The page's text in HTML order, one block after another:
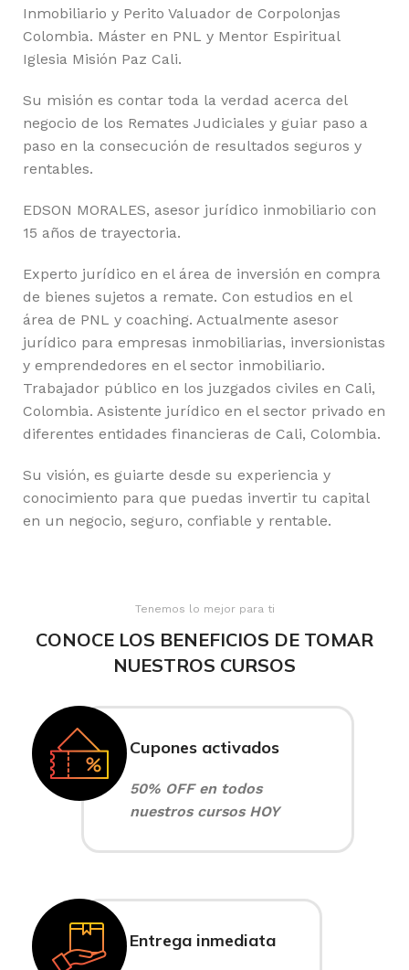
Inmobiliario y Perito Valuador de Corpolonjas
Colombia. Máster en PNL y Mentor Espiritual
Iglesia Misión Paz Cali.
Su misión es contar toda la verdad acerca del
negocio de los Remates Judiciales y guiar paso a
paso en la consecución de resultados seguros y
rentables.
EDSON MORALES, asesor jurídico inmobiliario con
15 años de trayectoria.
Experto jurídico en el área de inversión en compra
de bienes sujetos a remate. Con estudios en el
área de PNL y coaching. Actualmente asesor
jurídico para empresas inmobiliarias, inversionistas
y emprendedores en el sector inmobiliario.
Trabajador público en los juzgados civiles en Cali,
Colombia. Asistente jurídico en el sector privado en
diferentes entidades financieras de Cali, Colombia.
Su visión, es guiarte desde su experiencia y
conocimiento para que puedas invertir tu capital
en un negocio, seguro, confiable y rentable.
Tenemos lo mejor para ti
CONOCE LOS BENEFICIOS DE TOMAR
NUESTROS CURSOS
Cupones activados
50% OFF en todos
nuestros cursos HOY
Entrega inmediata